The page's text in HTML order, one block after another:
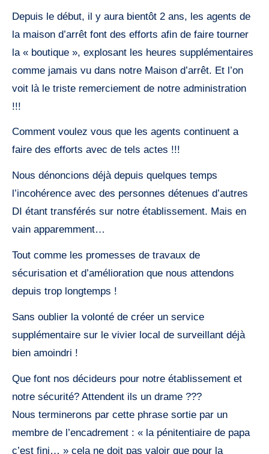
Depuis le début, il y aura bientôt 2 ans, les agents de
la maison d’arrêt font des efforts afin de faire tourner
la « boutique », explosant les heures supplémentaires
comme jamais vu dans notre Maison d’arrêt. Et l’on
voit là le triste remerciement de notre administration
!!!
Comment voulez vous que les agents continuent a
faire des efforts avec de tels actes !!!
Nous dénoncions déjà depuis quelques temps
l’incohérence avec des personnes détenues d’autres
DI étant transférés sur notre établissement. Mais en
vain apparemment…
Tout comme les promesses de travaux de
sécurisation et d’amélioration que nous attendons
depuis trop longtemps !
Sans oublier la volonté de créer un service
supplémentaire sur le vivier local de surveillant déjà
bien amoindri !
Que font nos décideurs pour notre établissement et
notre sécurité? Attendent ils un drame ???
Nous terminerons par cette phrase sortie par un
membre de l’encadrement : « la pénitentiaire de papa
c’est fini… » cela ne doit pas valoir que pour la